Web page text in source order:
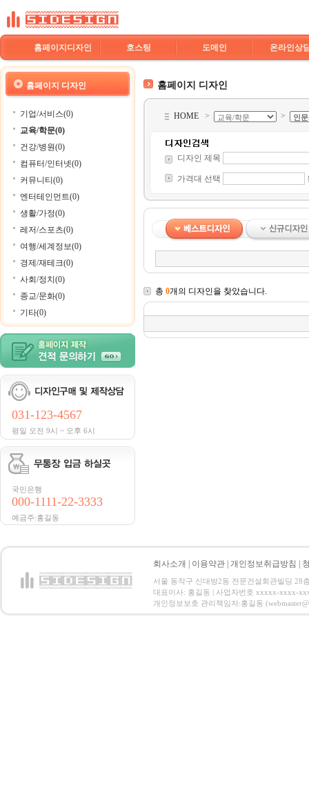
홈페이지디자인 호스팅 도메인 온라인상
홈페이지 디자인
기업/서비스(0)
교육/학문(0)
건강/병원(0)
컴퓨터/인터넷(0)
커뮤니티(0)
엔터테인먼트(0)
생활/가정(0)
레저/스포츠(0)
여행/세계정보(0)
경제/재테크(0)
사회/정치(0)
종교/문화(0)
기타(0)
031-123-4567
평일 오전 9시 ~ 오후 6시
국민은행
000-1111-22-3333
예금주:홍길동
홈페이지 디자인
HOME > >
디자인 제목
가격대 선택
총 0개의 디자인을 찾았습니다.
회사소개 이용약관 개인정보취급방침
서울 동작구 신대방2동 전문건설회관빌딩 28
대표이사: 홍길동 | 사업자번호 xxxxx-xxxx-
개인정보보호 관리책임자:홍길동